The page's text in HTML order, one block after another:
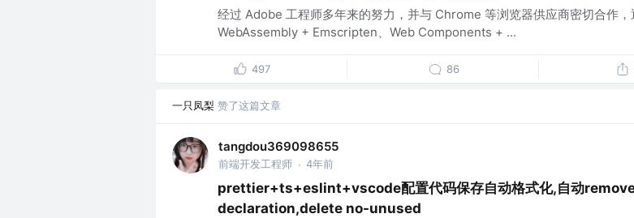
经过 Adobe 工程师多年来的努力，并与 Chrome 等浏览器供应商密切合作，
WebAssembly + Emscripten、Web Components + ...
497 86
一只凤梨 赞了这篇文章
tangdou369098655
前端开发工程师 · 4年前
prettier+ts+eslint+vscode配置代码保存自动格式化,自动
declaration,delete no-unused